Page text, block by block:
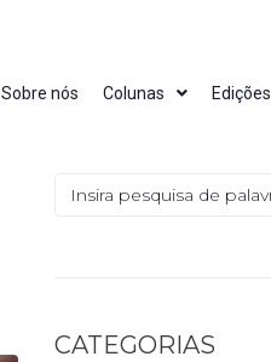
Sobre nós Colunas Edições
CATEGORIAS